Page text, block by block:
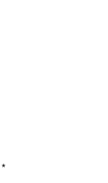
*Erforderlich